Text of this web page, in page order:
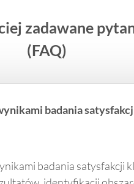
zadawane
(FAQ)
badania
badania satysfakcji